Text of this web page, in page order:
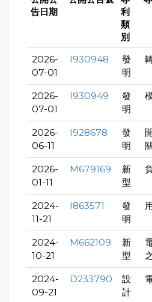
告日期
利
類
別
2026-
07-01
I930948
發
明
2026-
07-01
I930949
發
明
2026-
06-11
I928678
發
明
2026-
01-11
M679169
新
型
2024-
11-21
I863571
發
明
2024-
10-21
M662109
新
型
2024-
09-21
D233790
設
計